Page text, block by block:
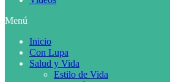
Menú
Inicio
Con Lupa
Salud y Vida
Estilo de Vida